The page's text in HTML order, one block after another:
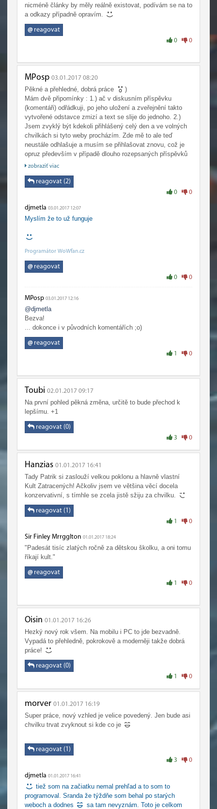
nicméně články by měly reálně existovat, podívám se na to
a odkazy případně opravím.
@reagovat
0 0
MPosp 03.01.2017 08:20
Pěkné a přehledné, dobrá práce
)
Mám dvě připomínky : 1.) ač v diskusním příspěvku
(komentáři) odřádkuji, po jeho uložení a zveřejnění takto
vytvořené odstavce zmizí a text se slije do jednoho. 2.)
Jsem zvyklý být kdekoli přihlášený celý den a ve volných
chvilkách si tyto weby procházím. Zde mě to ale teď
neustále odhlašuje a musím se přihlašovat znovu, což je
opruz především v případě dlouho rozepsaných příspěvků
...zobraziť viac
reagovat (2)
0 0
djmetla 03.01.2017 12:07
Myslím že to už funguje
Programátor WoWfan.cz
@reagovat
0 0
MPosp 03.01.2017 12:16
@djmetla
Bezva!
... dokonce i v původních komentářích ;o)
@reagovat
1 0
Toubi 02.01.2017 09:17
Na první pohled pěkná změna, určitě to bude přechod k
lepšímu. +1
reagovat (0)
3 0
Hanzias 01.01.2017 16:41
Tady Patrik si zaslouží velkou poklonu a hlavně vlastní
Kult Zatracených! Ačkoliv jsem ve většina věcí docela
konzervativní, s tímhle se zcela jistě sžiju za chvilku.
reagovat (1)
1 0
Sir Finley Mrrgglton 01.01.2017 18:24
"Padesát tisíc zlatých ročně za dětskou školku, a oni tomu
říkají kult."
@reagovat
1 0
Oisin 01.01.2017 16:26
Hezký nový rok všem. Na mobilu i PC to jde bezvadně.
Vypadá to přehledně, pokrokově a moderněji takže dobrá
práce!
reagovat (0)
1 0
morver 01.01.2017 16:19
Super práce, nový vzhled je velice povedený. Jen bude asi
chvilku trvat zvyknout si kde co je
reagovat (1)
3 0
djmetla 01.01.2017 16:41
tiež som na začiatku nemal prehľad a to som to
programoval. Sranda že týždňe som behal po starých
weboch a dodnes
sa tam nevyznám. Toto je celkom